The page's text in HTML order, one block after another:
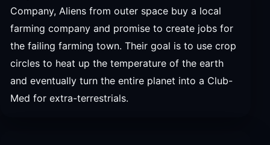
Company, Aliens from outer space buy a local
farming company and promise to create jobs for
the failing farming town. Their goal is to use crop
circles to heat up the temperature of the earth
and eventually turn the entire planet into a Club-
Med for extra-terrestrials.